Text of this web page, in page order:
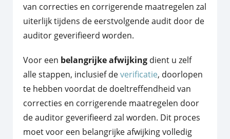
van correcties en corrigerende maatregelen zal
uiterlijk tijdens de eerstvolgende audit door de
auditor geverifieerd worden.
Voor een belangrijke afwijking dient u zelf
alle stappen, inclusief deverificatie, doorlopen
te hebben voordat de doeltreffendheid van
correcties en corrigerende maatregelen door
de auditor geverifieerd zal worden. Dit proces
moet voor een belangrijke afwijking volledig